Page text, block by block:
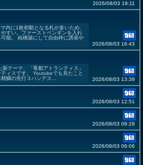
2026/08/03 19:11
内に1枚初動となる札が多いため、
すい。ファーストペンギンを入れ
能。 純構築にして自由枠に誘発や
2026/08/03 16:43
テーマ、「竜都アトランティス」
ィスです。 Youtubeでも見たこと
鱗の先行３ハンデス...
2026/08/03 13:39
2026/08/03 12:51
2026/08/03 08:28
2026/08/03 06:06